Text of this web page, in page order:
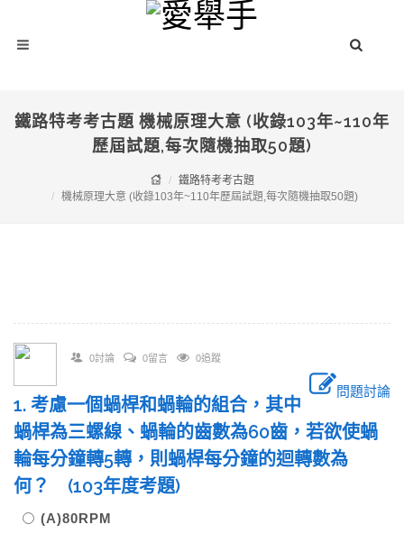
鐵路特考考古題 機械原理大意 (收錄103年~110年
歷屆試題,每次隨機抽取50題)
鐵路特考考古題
機械原理大意 (收錄103年~110年歷屆試題,每次隨機抽取50題)
0討論 0留言 0追蹤
問題討論
1. 考慮一個蝸桿和蝸輪的組合，其中
蝸桿為三螺線、蝸輪的齒數為60齒，若欲使蝸
輪每分鐘轉5轉，則蝸桿每分鐘的迴轉數為
何？ (103年度考題)
(A)80RPM